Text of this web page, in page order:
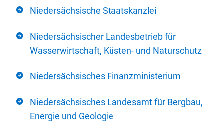
Niedersächsische Staatskanzlei
Niedersächsischer Landesbetrieb für
Wasserwirtschaft, Küsten- und Naturschutz
Niedersächsisches Finanzministerium
Niedersächsisches Landesamt für Bergbau,
Energie und Geologie